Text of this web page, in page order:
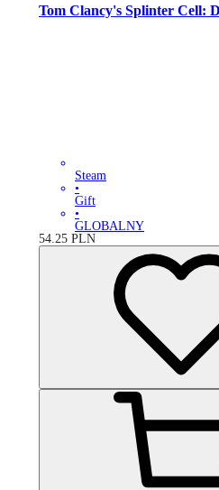
Tom Clancy's Splinter Cell:
Steam
•
Gift
•
GLOBALNY
54.25 PLN